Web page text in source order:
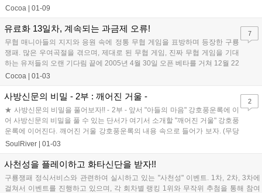
다고 밝혔다....
Cocoa 01-09
유료화 13일차, 계속되는 과금제 오류!
무협 매니아들의 지지와 응원 속에 정통 무협 게임을 표방하며 등장한 구룡
쟁패. 많은 우여곡절을 겪으며, 제대로 된 무협 게임, 진짜 무협 게임을 기대
하는 유저들의 오랜 기다림 끝에 2005년 4월 30일 오픈 베타를 거쳐 12월 22
일, 정식 서비스되...
Cocoa 01-03
7
사방신문의 비밀 - 2부 : 깨어진 거울 -
★ 사방신문의 비밀을 풀어보자!! - 2부 - 앞서 "아들의 마음" 강호풍운록에 이
어 사방신문의 비밀을 풀 수 있는 단서가 여기서 소개할 "깨어진 거울" 강호풍
운록에 이어진다. 깨어진 거울 강호풍운록의 내용 속으로 들어가 보자. (무당
캐릭터로 수행했...
SoulRiver 01-03
2
사천성을 플레이하고 화타신단을 받자!!
구룡쟁패 정식서비스와 관련하여 실시하고 있는 "사천성" 이벤트. 1차, 2차, 3차에
걸쳐서 이벤트를 진행하고 있으며, 각 회차별 랭킹 1위와 무작위 추첨을 통해 참여